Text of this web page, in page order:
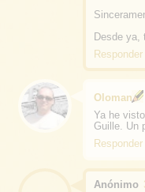
Desde ya,
Responder
Oloman
Ya he
Guille. Un
Responder
Anónimo